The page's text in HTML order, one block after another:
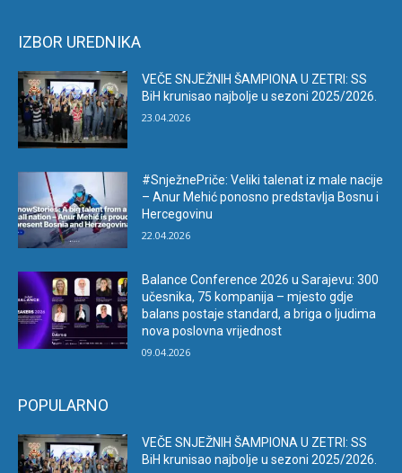
IZBOR UREDNIKA
VEČE SNJEŽNIH ŠAMPIONA U ZETRI: SS
BiH krunisao najbolje u sezoni 2025/2026.
23.04.2026
#SnježnePriče: Veliki talenat iz male nacije
– Anur Mehić ponosno predstavlja Bosnu i
Hercegovinu
22.04.2026
Balance Conference 2026 u Sarajevu: 300
učesnika, 75 kompanija – mjesto gdje
balans postaje standard, a briga o ljudima
nova poslovna vrijednost
09.04.2026
POPULARNO
VEČE SNJEŽNIH ŠAMPIONA U ZETRI: SS
BiH krunisao najbolje u sezoni 2025/2026.